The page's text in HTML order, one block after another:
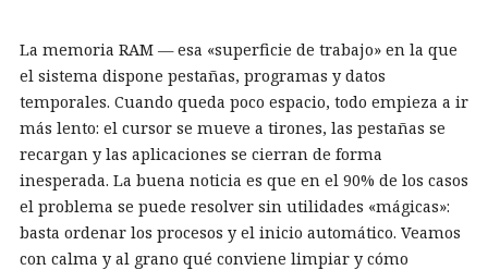
La memoria RAM — esa «superficie de trabajo» en la que
el sistema dispone pestañas, programas y datos
temporales. Cuando queda poco espacio, todo empieza a ir
más lento: el cursor se mueve a tirones, las pestañas se
recargan y las aplicaciones se cierran de forma
inesperada. La buena noticia es que en el 90% de los casos
el problema se puede resolver sin utilidades «mágicas»:
basta ordenar los procesos y el inicio automático. Veamos
con calma y al grano qué conviene limpiar y cómo